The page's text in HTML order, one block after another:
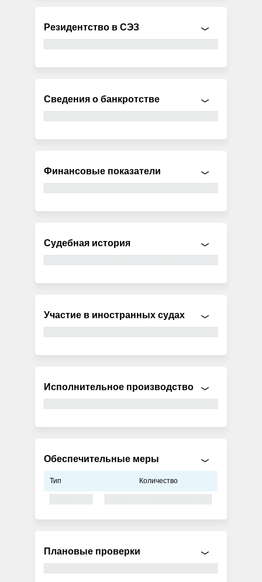
Резидентство в СЭЗ
Сведения о банкротстве
Финансовые показатели
Судебная история
Участие в иностранных судах
Исполнительное производство
Обеспечительные меры
Тип Количество
Плановые проверки